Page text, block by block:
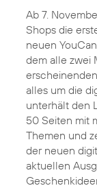
Ab 7.
Shops die
neuen
dem alle zwei
alles um die
unterhält den
50 Seiten mit
Themen und
der neuen
aktuellen